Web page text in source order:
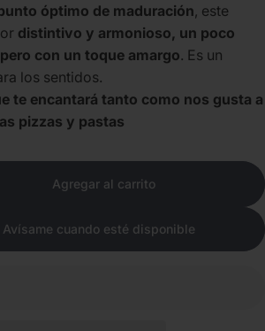
óptimo de maduración, este
distintivo y armonioso, un poco
con un toque amargo. Es un
los sentidos.
te encantará tanto como nos gusta a
pizzas y pastas
Agregar al carrito
cuando esté disponible